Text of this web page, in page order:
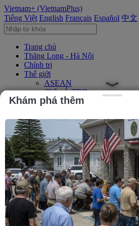
Vietnam+ (VietnamPlus)
Tiếng Việt English Français Español 中文
Trang chủ
Thăng Long - Hà Nội
Chính trị
Thế giới
ASEAN
Châu Á-TBD
Trung Đông
Châu Mỹ
Kinh tế
Kinh doanh
Tài chính
Tín dụng nông thôn
Chứng khoán
Bất động sản
Doanh nghiệp
Thông tin doanh nghiệp
Thông cáo báo chí
Xã hội
Khám phá thêm